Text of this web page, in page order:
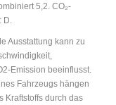
5,2. CO₂-
Ausstattung kann zu
Emission beeinflusst.
Fahrzeugs hängen
Kraftstoffs durch das